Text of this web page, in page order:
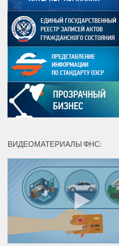
ВИДЕОМАТЕРИАЛЫ ФНС: